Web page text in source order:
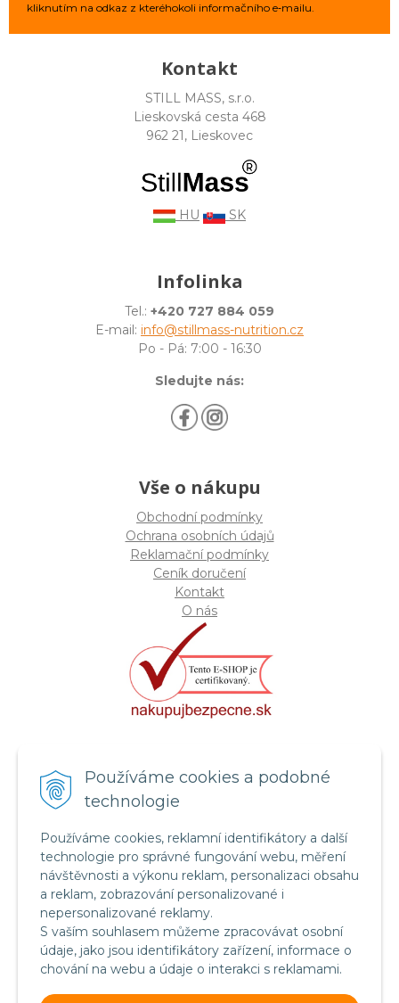
Používáme cookies a podobné
technologie
Používáme cookies, reklamní identifikátory a další
technologie pro správné fungování webu, měření
návštěvnosti a výkonu reklam, personalizaci obsahu
a reklam, zobrazování personalizované i
nepersonalizované reklamy.
S vaším souhlasem můžeme zpracovávat osobní
údaje, jako jsou identifikátory zařízení, informace o
chování na webu a údaje o interakci s reklamami.
kliknutím na odkaz z kteréhokoli informačního e‑mailu.
Kontakt
STILL MASS, s.r.o.
Lieskovská cesta 468
962 21, Lieskovec
HU SK
Infolinka
Tel.: +420 727 884 059
E-mail: info@stillmass-nutrition.cz
Po - Pá: 7:00 - 16:30
Sledujte nás:
Vše o nákupu
Obchodní podmínky
Ochrana osobních údajů
Reklamační podmínky
Ceník doručení
Kontakt
O nás
Certifikát systému bezpečnosti
potravin FSSC 22000